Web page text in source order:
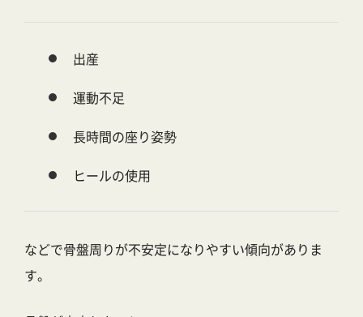
出産
運動不足
長時間の座り姿勢
ヒールの使用
などで骨盤周りが不安定になりやすい傾向がありま
す。